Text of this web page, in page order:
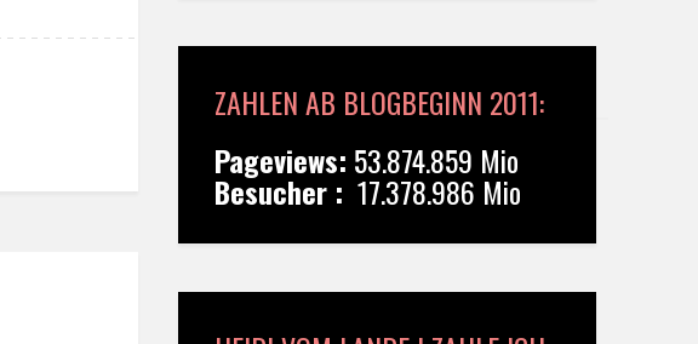
ZAHLEN AB BLOGBEGINN 2011:
Pageviews: 53.874.859 Mio
Besucher : 17.378.986 Mio